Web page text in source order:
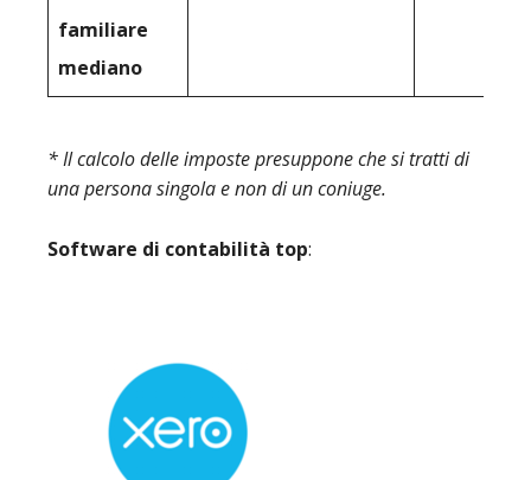
familiare
mediano
* Il calcolo delle imposte presuppone che si tratti di
una persona singola e non di un coniuge.
Software di contabilità top: